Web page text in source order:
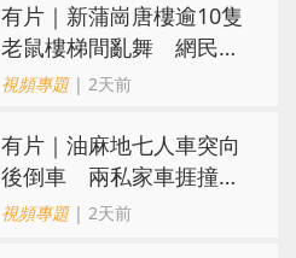
有片｜新蒲崗唐樓逾10隻
老鼠樓梯間亂舞 網民嚇
親：每次經過都要好大勇
視頻專題| 2天前
有片｜油麻地七人車突向
後倒車 兩私家車捱撞
司機不顧而去
視頻專題| 2天前